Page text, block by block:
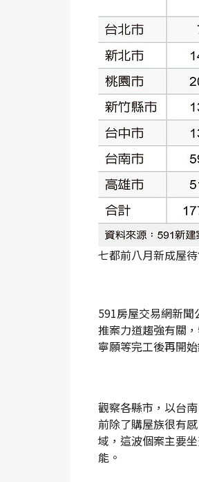
七都前八月新成屋
591房屋交易網新
推案力道趨強有關
寧願等完工後再開
觀察各縣市，以台
前除了購屋族很有
域，這波個案主要
能。